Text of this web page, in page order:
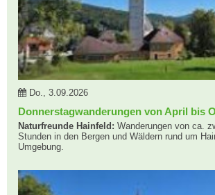
Do., 3.09.2026
Donnerstagwanderungen von April bis
Naturfreunde Hainfeld: Wanderungen von ca.
Stunden in den Bergen und Wäldern rund um
Umgebung.